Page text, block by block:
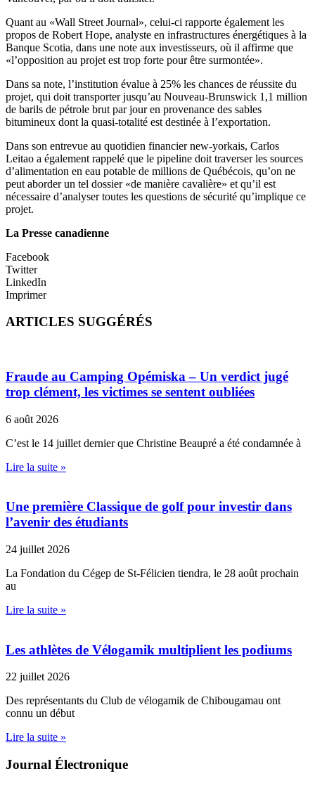
Quant au «Wall Street Journal», celui-ci rapporte également les
propos de Robert Hope, analyste en infrastructures énergétiques à la
Banque Scotia, dans une note aux investisseurs, où il affirme que
«l’opposition au projet est trop forte pour être surmontée».
Dans sa note, l’institution évalue à 25% les chances de réussite du
projet, qui doit transporter jusqu’au Nouveau-Brunswick 1,1 million
de barils de pétrole brut par jour en provenance des sables
bitumineux dont la quasi-totalité est destinée à l’exportation.
Dans son entrevue au quotidien financier new-yorkais, Carlos
Leitao a également rappelé que le pipeline doit traverser les sources
d’alimentation en eau potable de millions de Québécois, qu’on ne
peut aborder un tel dossier «de manière cavalière» et qu’il est
nécessaire d’analyser toutes les questions de sécurité qu’implique ce
projet.
La Presse canadienne
Facebook
Twitter
LinkedIn
Imprimer
ARTICLES SUGGÉRÉS
Fraude au Camping Opémiska – Un verdict jugé
trop clément, les victimes se sentent oubliées
6 août 2026
C’est le 14 juillet dernier que Christine Beaupré a été condamnée à
Lire la suite »
Une première Classique de golf pour investir dans
l’avenir des étudiants
24 juillet 2026
La Fondation du Cégep de St-Félicien tiendra, le 28 août prochain
au
Lire la suite »
Les athlètes de Vélogamik multiplient les podiums
22 juillet 2026
Des représentants du Club de vélogamik de Chibougamau ont
connu un début
Lire la suite »
Journal Électronique